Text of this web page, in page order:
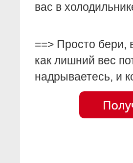
вас в
==> Просто бери,
как лишний вес
надрываетесь, и